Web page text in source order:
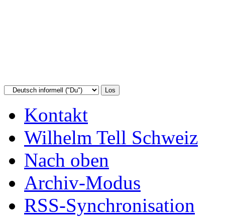
Kontakt
Wilhelm Tell Schweiz
Nach oben
Archiv-Modus
RSS-Synchronisation